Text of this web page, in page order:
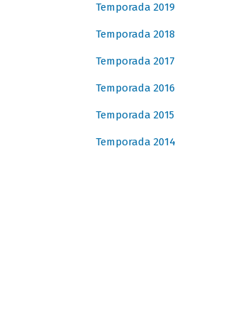
Temporada 2019
Temporada 2018
Temporada 2017
Temporada 2016
Temporada 2015
Temporada 2014